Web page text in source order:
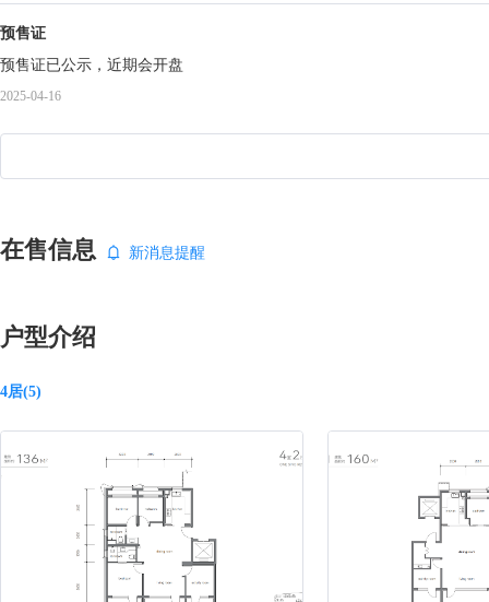
预售证
预售证已公示，近期会开盘
2025-04-16
在售信息 新消息提醒
户型介绍
4居(5)